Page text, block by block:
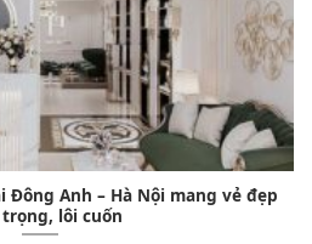
Đông Anh – Hà Nội mang vẻ đẹp
lôi cuốn